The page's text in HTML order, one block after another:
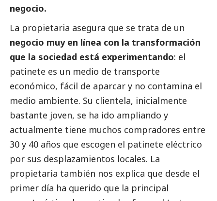
negocio.
La propietaria asegura que se trata de un
negocio muy en línea con la transformación
que la sociedad está experimentando: el
patinete es un medio de transporte
económico, fácil de aparcar y no contamina el
medio ambiente. Su clientela, inicialmente
bastante joven, se ha ido ampliando y
actualmente tiene muchos compradores entre
30 y 40 años que escogen el patinete eléctrico
por sus desplazamientos locales. La
propietaria también nos explica que desde el
primer día ha querido que la principal